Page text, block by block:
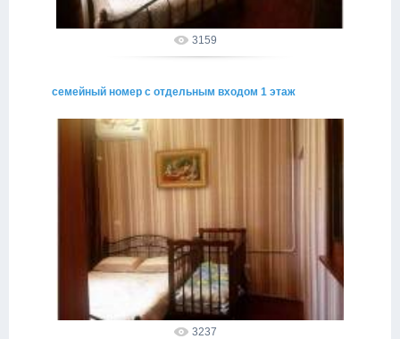
3159
семейный номер с отдельным входом 1 этаж
alakhadze
3237